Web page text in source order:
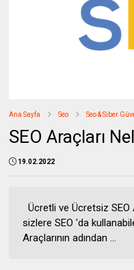
Ana Sayfa Seo Seo & Siber
SEO Araçları
19.02.2022
Ücretli ve Ücretsiz SEO
sizlere SEO 'da
Araçlarının adından ...